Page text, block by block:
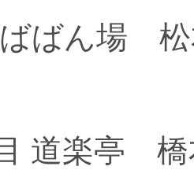
ばん場
道楽亭 橋